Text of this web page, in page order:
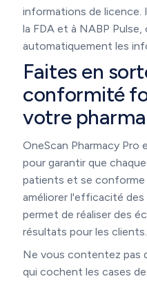
informations de licence.
la FDA et à NABP
automatiquement les
Faites en
conformité
votre
OneScan Pharmacy
pour garantir que
patients et se conforme
améliorer l'efficacité
permet de réaliser des
résultats pour les clients.
Ne vous contentez pas
qui cochent les cases